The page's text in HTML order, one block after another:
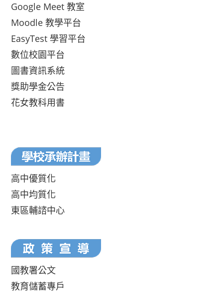
Google Meet 教室
Moodle 教學平台
EasyTest 學習平台
數位校園平台
圖書資訊系統
獎助學金公告
花女教科用書
高中優質化
高中均質化
東區輔諮中心
國教署公文
教育儲蓄專戶